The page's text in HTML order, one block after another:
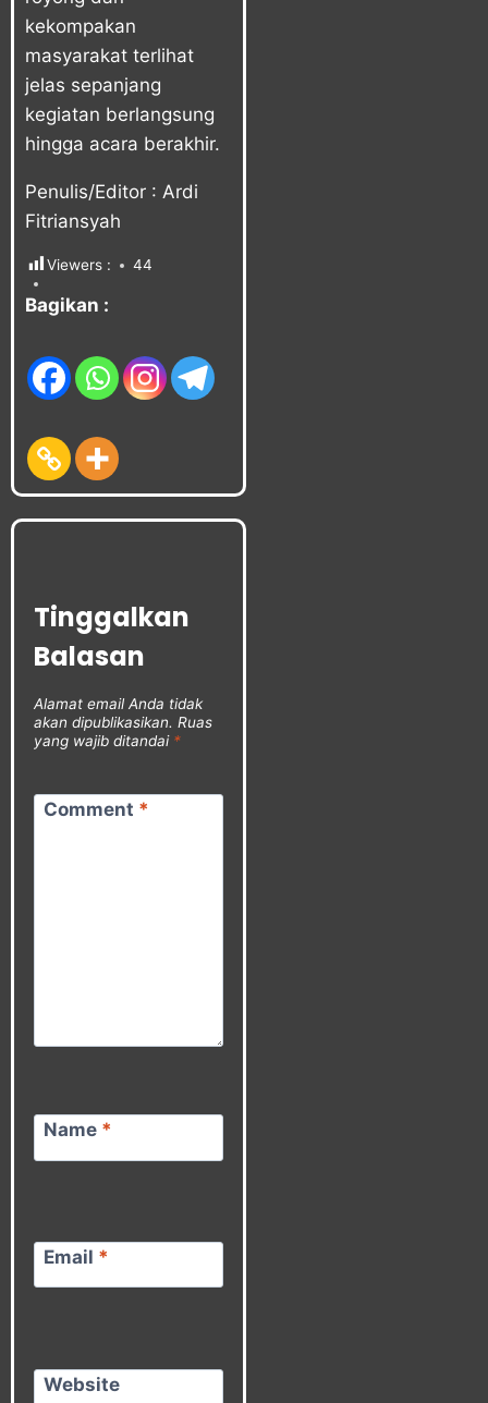
kekompakan
masyarakat terlihat
jelas sepanjang
kegiatan berlangsung
hingga acara berakhir.
Penulis/Editor : Ardi
Fitriansyah
Viewers : 44
Bagikan :
Tinggalkan
Balasan
Alamat email Anda tidak
akan dipublikasikan. Ruas
yang wajib ditandai *
Comment *
Name *
Email *
Website